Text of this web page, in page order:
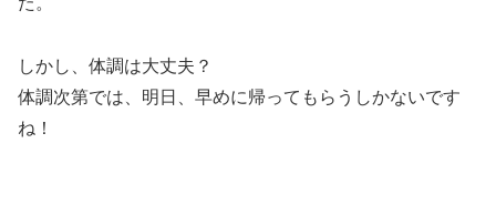
しかし、体調は大丈夫？
体調次第では、明日、早めに帰ってもらうしかないです
ね！